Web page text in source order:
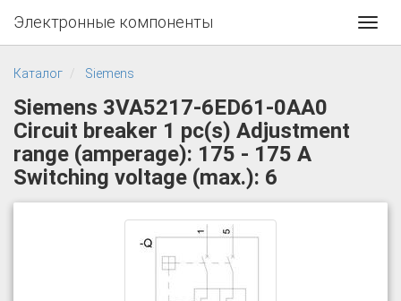
Электронные компоненты
Каталог Siemens
Siemens 3VA5217-6ED61-0AA0
Circuit breaker 1 pc(s) Adjustment
range (amperage): 175 - 175 A
Switching voltage (max.): 6